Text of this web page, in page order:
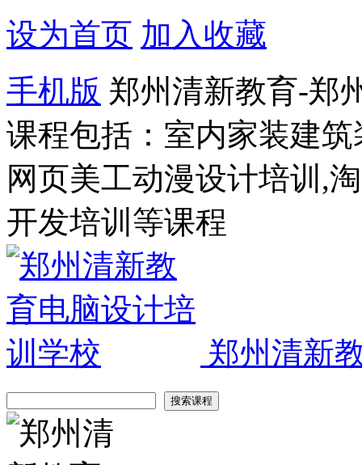
设为首页 加入收藏
手机版 郑州清新教育-郑
课程包括：室内家装建
网页美工动漫设计培训,
开发培训等课程
郑州清新